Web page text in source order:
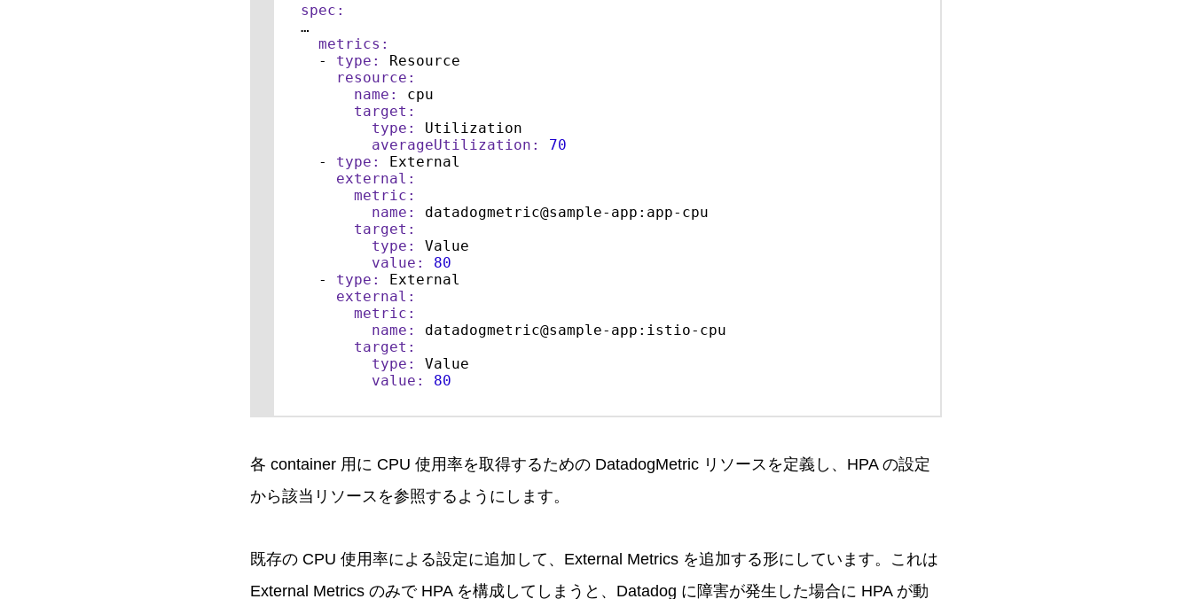
spec:
…
metrics:
-
type:
Resource
resource:
name:
cpu
target:
type:
Utilization
averageUtilization:
70
-
type:
External
external:
metric:
name:
datadogmetric@sample-app:app-cpu
target:
type:
Value
value:
80
-
type:
External
external:
metric:
name:
datadogmetric@sample-app:istio-cpu
target:
type:
Value
value:
80
各 container 用に CPU 使用率を取得するための DatadogMetric リソースを定義し、HPA の設定
から該当リソースを参照するようにします。
既存の CPU 使用率による設定に追加して、External Metrics を追加する形にしています。これは
External Metrics のみで HPA を構成してしまうと、Datadog に障害が発生した場合に HPA が動